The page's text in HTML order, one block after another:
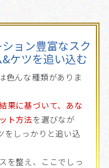
ョン豊富なスク
ケツを追い込む
色んな種類がありま
果に基づいて、あな
ト方法を選びなが
をしっかりと追い込
を整え、ここでしっ